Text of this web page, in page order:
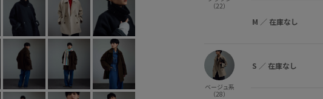
（22）
M ／ 在庫なし
ベージュ系
（28）
S ／ 在庫なし